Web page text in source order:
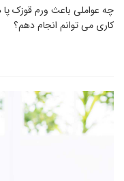
چه عواملی باعث ورم قوزک
کاری می توانم انجام دهم؟